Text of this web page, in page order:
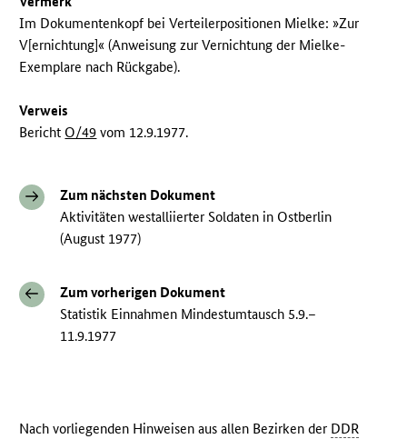
Im Dokumentenkopf bei Verteilerpositionen Mielke: »Zur
V[ernichtung]« (Anweisung zur Vernichtung der Mielke-
Exemplare nach Rückgabe).
Verweis
Bericht O/49 vom 12.9.1977.
Zum nächsten Dokument
Aktivitäten westalliierter Soldaten in Ostberlin
(August 1977)
Zum vorherigen Dokument
Statistik Einnahmen Mindestumtausch 5.9.–
11.9.1977
Nach vorliegenden Hinweisen aus allen Bezirken der DDR